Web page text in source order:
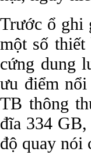
Trước ổ ghi
một số
cứng dung
ưu điểm
TB thông
đĩa 334
độ quay nói